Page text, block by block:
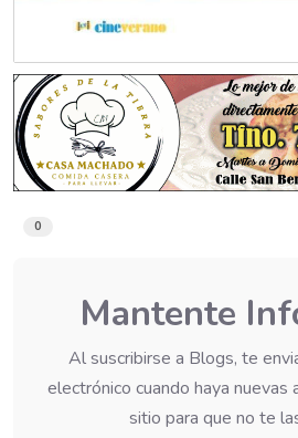
0
Mantente
Al suscribirse a Blogs, te
electrónico cuando haya nuevas
sitio para que no te